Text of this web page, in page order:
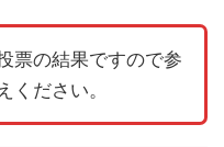
票の結果ですので参
ください。